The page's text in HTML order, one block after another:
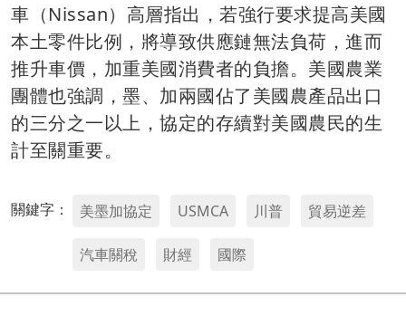
車（Nissan）高層指出，若強行要求提高美國
本土零件比例，將導致供應鏈無法負荷，進而
推升車價，加重美國消費者的負擔。美國農業
團體也強調，墨、加兩國佔了美國農產品出口
的三分之一以上，協定的存續對美國農民的生
計至關重要。
關鍵字： 美墨加協定 USMCA 川普 貿易逆差
汽車關稅 財經 國際